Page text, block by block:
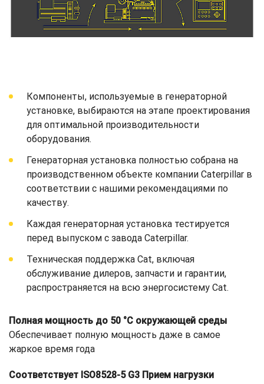
Компоненты, используемые в генераторной
установке, выбираются на этапе проектирования
для оптимальной производительности
оборудования.
Генераторная установка полностью собрана на
производственном объекте компании Caterpillar в
соответствии с нашими рекомендациями по
качеству.
Каждая генераторная установка тестируется
перед выпуском с завода Caterpillar.
Техническая поддержка Cat, включая
обслуживание дилеров, запчасти и гарантии,
распространяется на всю энергосистему Cat.
Полная мощность до 50 °C окружающей среды
Обеспечивает полную мощность даже в самое
жаркое время года
Соответствует ISO8528-5 G3 Прием нагрузки